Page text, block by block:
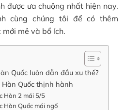
được ưa chuộng nhất hiện nay.
cùng chúng tôi để có thêm
mới mẻ và bổ ích.
Quốc luôn dẫn đầu xu thế?
Hàn Quốc thịnh hành
Hàn 2 mái 5/5
Hàn Quốc mái ngố